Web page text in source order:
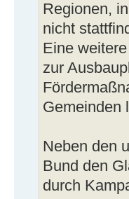
Regionen,
nicht
Eine
zur
Gemeinden
Neben den
Bund den
durch